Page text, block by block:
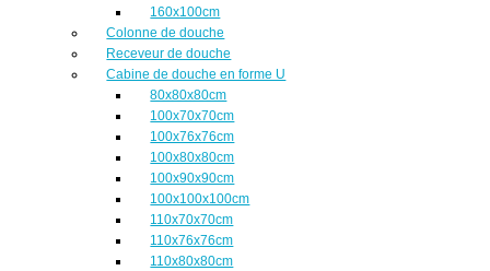
160x100cm
Colonne de douche
Receveur de douche
Cabine de douche en forme U
80x80x80cm
100x70x70cm
100x76x76cm
100x80x80cm
100x90x90cm
100x100x100cm
110x70x70cm
110x76x76cm
110x80x80cm